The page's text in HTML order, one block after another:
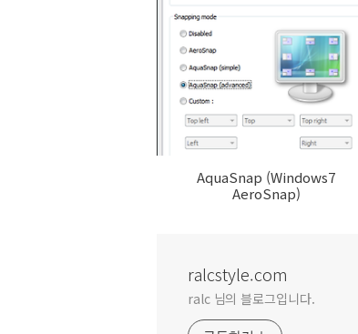
AquaSnap (Windows7
AeroSnap)
ralcstyle.com
ralc 님의 블로그입니다.